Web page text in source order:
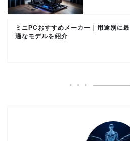
ミニPCおすすめメーカー｜用途別に最
適なモデルを紹介